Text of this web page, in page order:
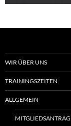
WIR ÜBER UNS
TRAININGSZEITEN
ALLGEMEIN
MITGLIEDSANTRAG